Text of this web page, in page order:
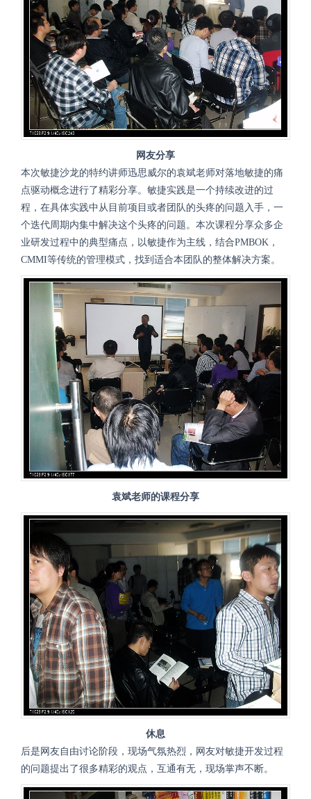
网友分享
本次敏捷沙龙的特约讲师迅思威尔的袁斌老师对落地敏捷的痛
点驱动概念进行了精彩分享。 敏捷实践是一个持续改进的过
程，在具体实践中从目前项目或者团队的头疼的问题入手，一
个迭代周期内集中解决这个头疼的问题。本次课程分享众多企
业研发过程中的典型痛点 ， 以敏捷作为主线，结合PMBOK ，
CMMI等传统的管理模式，找到适合本团队的整体解决方案。
袁斌老师的课程分享
休息
后是网友自由讨论阶段，现场气氛热烈，网友对敏捷开发过程
的问题提出了很多精彩的观点，互通有无，现场掌声不断。